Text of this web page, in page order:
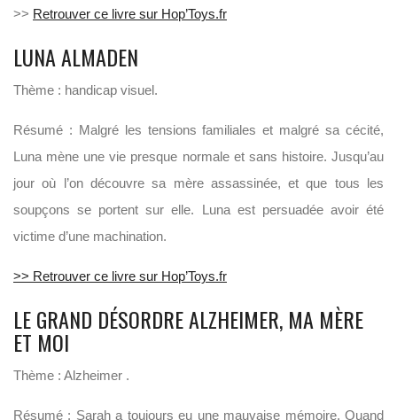
>> Retrouver ce livre sur Hop’Toys.fr
LUNA ALMADEN
Thème : handicap visuel.
Résumé : Malgré les tensions familiales et malgré sa cécité,
Luna mène une vie presque normale et sans histoire. Jusqu’au
jour où l’on découvre sa mère assassinée, et que tous les
soupçons se portent sur elle. Luna est persuadée avoir été
victime d’une machination.
>> Retrouver ce livre sur Hop’Toys.fr
LE GRAND DÉSORDRE ALZHEIMER, MA MÈRE
ET MOI
Thème : Alzheimer .
Résumé : Sarah a toujours eu une mauvaise mémoire. Quand